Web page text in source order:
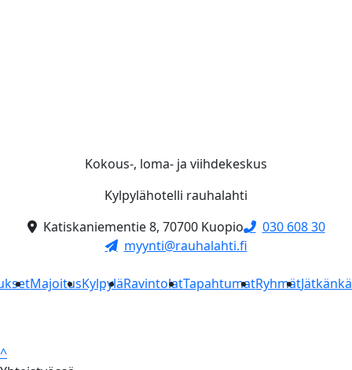
Kokous-, loma- ja viihdekeskus
Kylpylähotelli rauhalahti
Katiskaniementie 8, 70700 Kuopio
030 608 30
myynti@rauhalahti.fi
MajoitusKylpyläRavintolatTapahtumatRyhmät
^